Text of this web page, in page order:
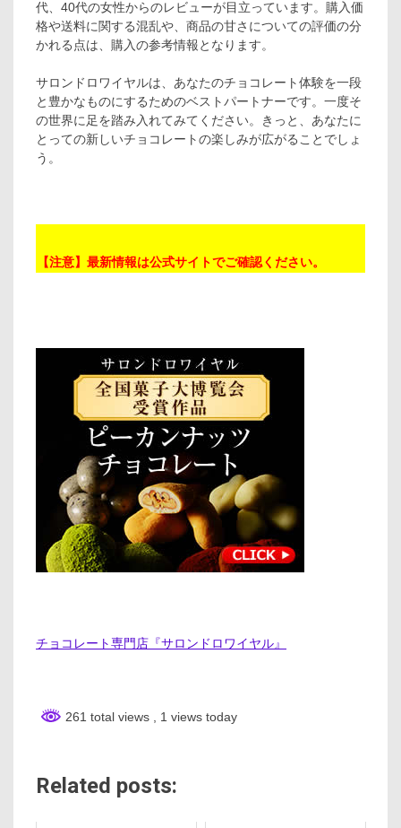
代、40代の女性からのレビューが目立っています。購入価
格や送料に関する混乱や、商品の甘さについての評価の分
かれる点は、購入の参考情報となります。
サロンドロワイヤルは、あなたのチョコレート体験を一段
と豊かなものにするためのベストパートナーです。一度そ
の世界に足を踏み入れてみてください。きっと、あなたに
とっての新しいチョコレートの楽しみが広がることでしょ
う。
【注意】最新情報は公式サイトでご確認ください。
チョコレート専門店『サロンドロワイヤル』
261 total views , 1 views today
Related posts: